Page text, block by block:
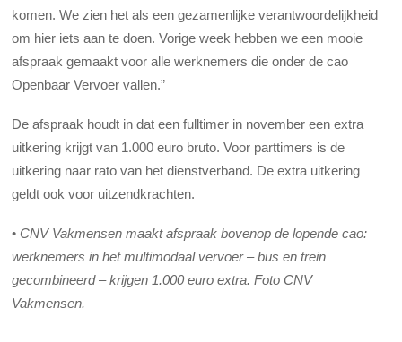
komen. We zien het als een gezamenlijke verantwoordelijkheid
om hier iets aan te doen. Vorige week hebben we een mooie
afspraak gemaakt voor alle werknemers die onder de cao
Openbaar Vervoer vallen.”
De afspraak houdt in dat een fulltimer in november een extra
uitkering krijgt van 1.000 euro bruto. Voor parttimers is de
uitkering naar rato van het dienstverband. De extra uitkering
geldt ook voor uitzendkrachten.
• CNV Vakmensen maakt afspraak bovenop de lopende cao:
werknemers in het multimodaal vervoer – bus en trein
gecombineerd – krijgen 1.000 euro extra. Foto CNV
Vakmensen.